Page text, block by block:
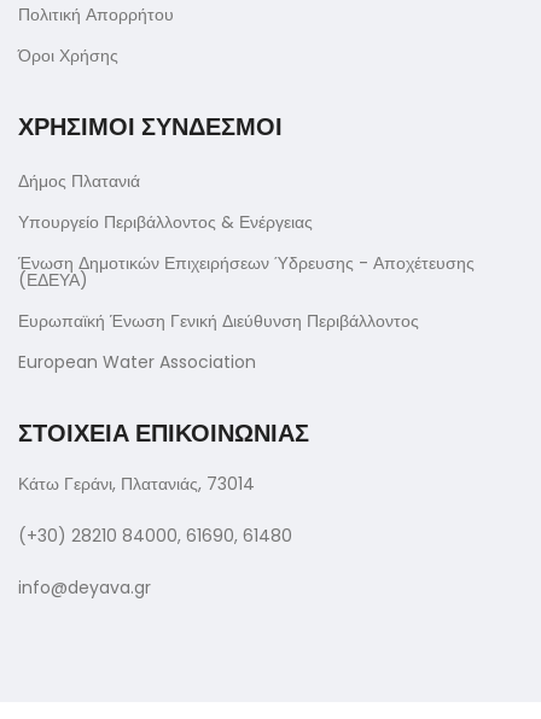
Πολιτική Απορρήτου
Όροι Χρήσης
ΧΡΗΣΙΜΟΙ ΣΥΝΔΕΣΜΟΙ
Δήμος Πλατανιά
Υπουργείο Περιβάλλοντος & Ενέργειας
Ένωση Δημοτικών Επιχειρήσεων Ύδρευσης - Αποχέτευσης
(ΕΔΕΥΑ)
Ευρωπαϊκή Ένωση Γενική Διεύθυνση Περιβάλλοντος
European Water Association
ΣΤΟΙΧΕΙΑ ΕΠΙΚΟΙΝΩΝΙΑΣ
Κάτω Γεράνι, Πλατανιάς, 73014
(+30) 28210 84000, 61690, 61480
info@deyava.gr